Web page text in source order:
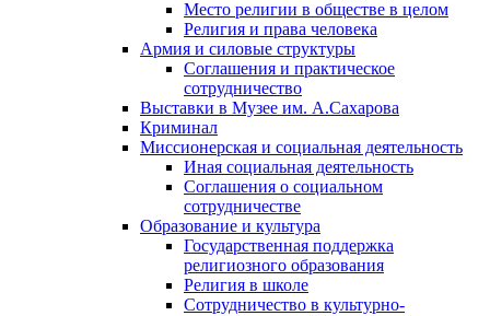
Место религии в обществе в целом
Религия и права человека
Армия и силовые структуры
Соглашения и практическое
сотрудничество
Выставки в Музее им. А.Сахарова
Криминал
Миссионерская и социальная деятельность
Иная социальная деятельность
Соглашения о социальном
сотрудничестве
Образование и культура
Государственная поддержка
религиозного образования
Религия в школе
Сотрудничество в культурно-